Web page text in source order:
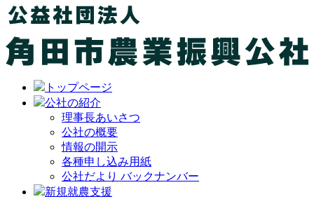
トップページ
公社の紹介
理事長あいさつ
公社の概要
情報の開示
各種申し込み用紙
公社だより バックナンバー
新規就農支援